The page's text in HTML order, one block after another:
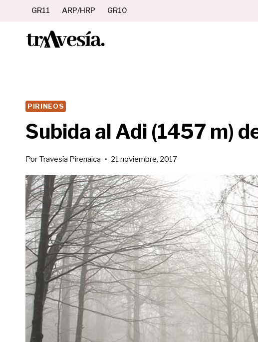
contenido
GR11 ARP/HRP GR10
PIRINEOS
Subida al Adi (1457 m)
Por Travesía Pirenaica 21 noviembre, 2017